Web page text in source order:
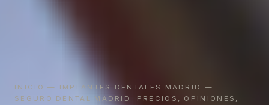
INICIO — IMPLANTES DENTALES MADRID
—
SEGURO DENTAL MADRID. PRECIOS, OPINIONES,